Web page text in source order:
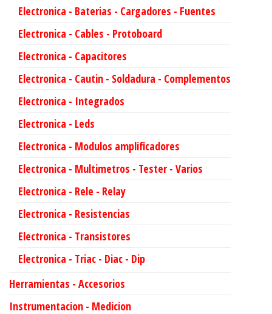
Electronica - Baterias - Cargadores - Fuentes
Electronica - Cables - Protoboard
Electronica - Capacitores
Electronica - Cautin - Soldadura - Complementos
Electronica - Integrados
Electronica - Leds
Electronica - Modulos amplificadores
Electronica - Multimetros - Tester - Varios
Electronica - Rele - Relay
Electronica - Resistencias
Electronica - Transistores
Electronica - Triac - Diac - Dip
Herramientas - Accesorios
Instrumentacion - Medicion